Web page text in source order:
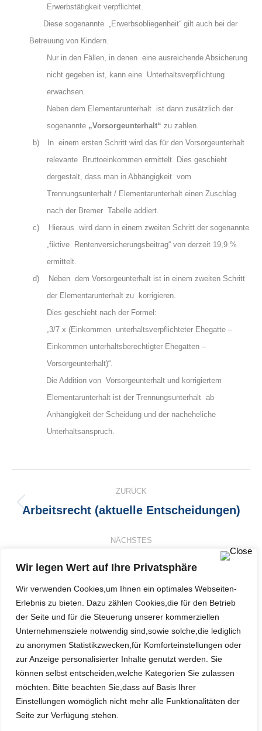
Wir legen Wert auf Ihre Privatsphäre
Wir verwenden Cookies,um Ihnen ein optimales Webseiten-
Erlebnis zu bieten. Dazu zählen Cookies,die für den Betrieb
der Seite und für die Steuerung unserer kommerziellen
Unternehmensziele notwendig sind,sowie solche,die lediglich
zu anonymen Statistikzwecken,für Komforteinstellungen oder
zur Anzeige personalisierter Inhalte genutzt werden. Sie
können selbst entscheiden,welche Kategorien Sie zulassen
möchten. Bitte beachten Sie,dass auf Basis Ihrer
Einstellungen womöglich nicht mehr alle Funktionalitäten der
Seite zur Verfügung stehen.
Erwerbstätigkeit verpflichtet.
Diese sogenannte „Erwerbsobliegenheit“ gilt auch bei der
Betreuung von Kindern.
Nur in den Fällen, in denen eine ausreichende Absicherung
nicht gegeben ist, kann eine Unterhaltsverpflichtung
erwachsen.
Neben dem Elementarunterhalt ist dann zusätzlich der
sogenannte „Vorsorgeunterhalt“ zu zahlen.
b)
In einem ersten Schritt wird das für den Vorsorgeunterhalt
relevante Bruttoeinkommen ermittelt. Dies geschieht
dergestalt, dass man in Abhängigkeit vom
Trennungsunterhalt / Elementarunterhalt einen Zuschlag
nach der Bremer Tabelle addiert.
c)
Hieraus wird dann in einem zweiten Schritt der sogenannte
„fiktive Rentenversicherungsbeitrag“ von derzeit 19,9 %
ermittelt.
d)
Neben dem Vorsorgeunterhalt ist in einem zweiten Schritt
der Elementarunterhalt zu korrigieren.
Dies geschieht nach der Formel:
„3/7 x (Einkommen unterhaltsverpflichteter Ehegatte –
Einkommen unterhaltsberechtigter Ehegatten –
Vorsorgeunterhalt)“.
Die Addition von Vorsorgeunterhalt und korrigiertem
Elementarunterhalt ist der Trennungsunterhalt ab
Anhängigkeit der Scheidung und der nacheheliche
Unterhaltsanspruch.
Kommentarnavigation
ZURÜCK
Vorheriger
Arbeitsrecht (aktuelle Entscheidungen)
NÄCHSTES
Nächster
Lebensgemeinschaft
Schreibe einen Kommentar
Sie müsseneingeloggt seinum Kommentare zu posten.